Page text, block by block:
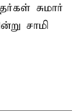
சுமார்
சாமி